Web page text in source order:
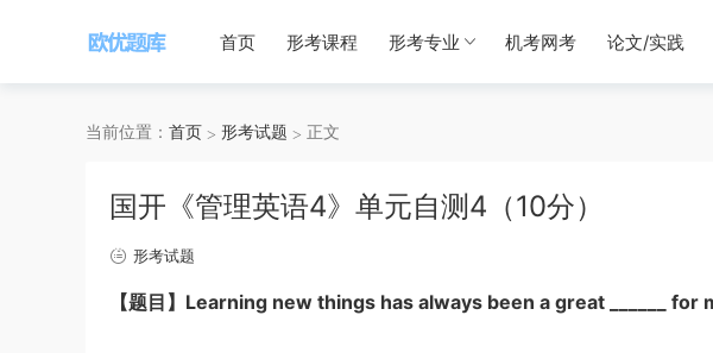
首页 形考课程 形考专业 机考网考 论文/实践
当前位置： 首页 形考试题 正文
国开《管理英语4》单元自测4（10分）
形考试题
【题目】Learning new things has always been a great ______ for